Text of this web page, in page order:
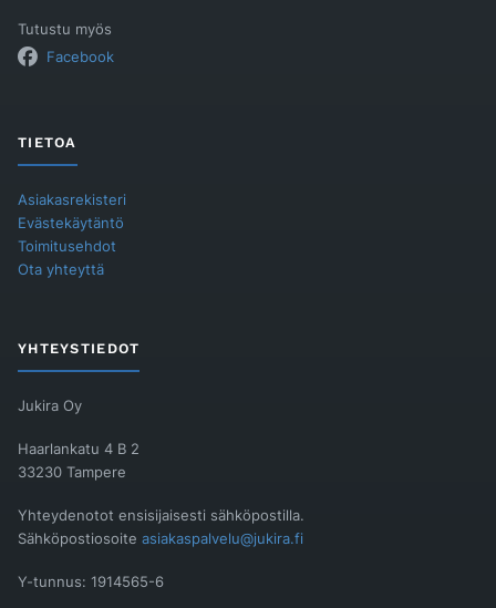
Tutustu myös
Facebook
TIETOA
Asiakasrekisteri
Evästekäytäntö
Toimitusehdot
Ota yhteyttä
YHTEYSTIEDOT
Jukira Oy
Haarlankatu 4 B 2
33230 Tampere
Yhteydenotot ensisijaisesti sähköpostilla.
Sähköpostiosoite asiakaspalvelu@jukira.fi
Y-tunnus: 1914565-6